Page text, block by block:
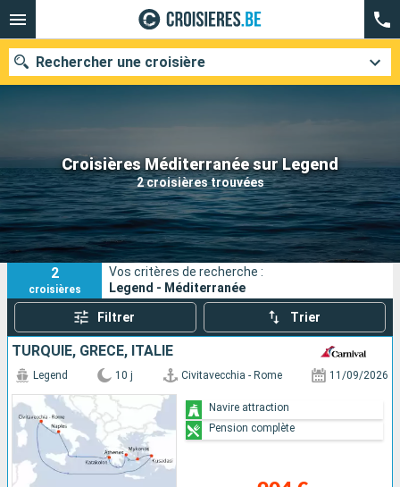
Croisières Méditerranée sur Legend
2 croisières trouvées
Rechercher une croisière
Nos destinations
Mois de départ
Ports Compagnies
Rechercher
2
croisières
Vos critères de recherche :
Legend - Méditerranée
Filtrer Trier
TURQUIE, GRÈCE, ITALIE
Legend 10 j Civitavecchia - Rome 11/09/2026
Navire attraction
Pension complète